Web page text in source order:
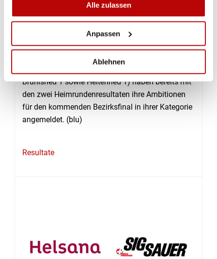
Alle zulassen
Anpassen
Ablehnen
Schützen mit 142 Punkten.
Am nächsten Samstag findet der Final der
Kategorie E in Plaffeien statt. Die letztjährigen
Brünisried 1 sowie Heitenried 1) haben bereits mit
den zwei Heimrundenresultaten ihre Ambitionen
für den kommenden Bezirksfinal in ihrer Ka­tegorie
angemeldet. (blu)
Resultate